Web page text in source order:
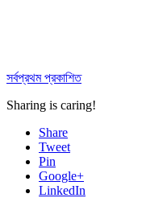
সর্বপ্রথম প্রকাশিত
Sharing is caring!
Share
Tweet
Pin
Google+
LinkedIn